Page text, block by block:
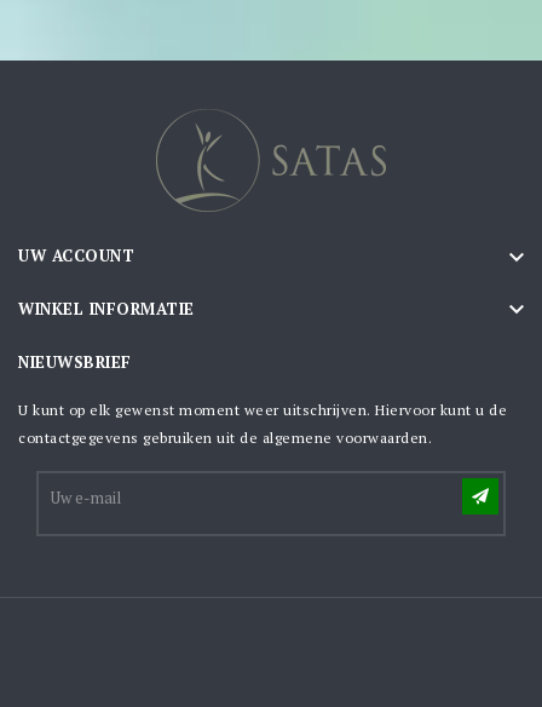
UW ACCOUNT 
WINKEL INFORMATIE 
NIEUWSBRIEF
U kunt op elk gewenst moment weer uitschrijven. Hiervoor kunt u de
contactgegevens gebruiken uit de algemene voorwaarden.